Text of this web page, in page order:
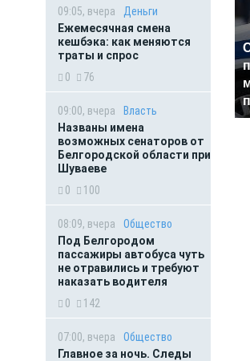
09:05, вчера
Деньги
Ежемесячная смена
кешбэка: как меняются
траты и спрос
0
76
09:00, вчера
Власть
Названы имена
возможных сенаторов от
Белгородской области при
Шуваеве
0
100
08:09, вчера
Общество
Под Белгородом
пассажиры автобуса чуть
не отравились и требуют
наказать водителя
0
142
07:00, вчера
Общество
Главное за ночь. Следы